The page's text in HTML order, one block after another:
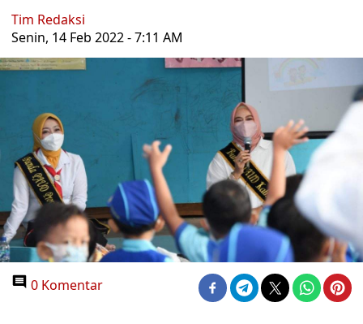
Tim Redaksi
Senin, 14 Feb 2022 - 7:11 AM
0 Komentar